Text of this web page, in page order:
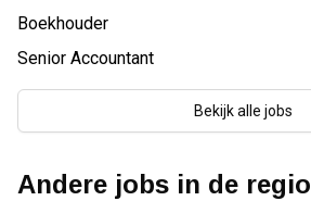
Boekhouder
Senior Accountant
Bekijk alle jobs
Andere jobs in de regio